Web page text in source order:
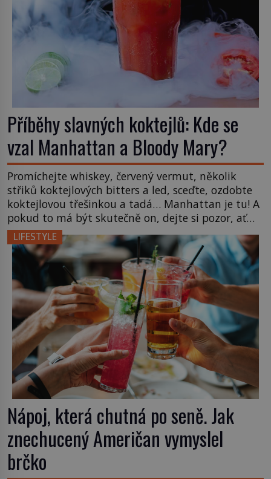
Příběhy slavných koktejlů: Kde se
vzal Manhattan a Bloody Mary?
Promíchejte whiskey, červený vermut, několik
střiků koktejlových bitters a led, sceďte, ozdobte
koktejlovou třešinkou a tadá… Manhattan je tu! A
pokud to má být skutečně on, dejte si pozor, ať
místo klasické americké rye whiskey či klidně
bourbonu nepoužijete skotskou whisku. Co se
stane? Inu, koktejl bude stále skvělý, ale už to
nebude Manhattan ale […]
LIFESTYLE
Nápoj, která chutná po seně. Jak
znechucený Američan vymyslel
brčko